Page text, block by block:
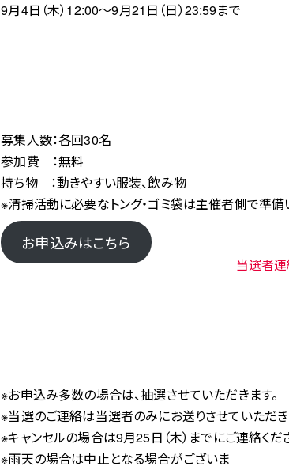
9月4日（木）12:00～9月21日（日）23:59まで
募集人数：各回30名
参加費 ：無料
持ち物 ：動きやすい服装、飲み物
※清掃活動に必要なトング・ゴミ袋は主催者側で準備
お申込みはこちら
当選者連
※お申込み多数の場合は、抽選させていただきます。
※当選のご連絡は当選者のみにお送りさせていただき
※キャンセルの場合は9月25日（木）までにご連絡く
※雨天の場合は中止となる場合がございま